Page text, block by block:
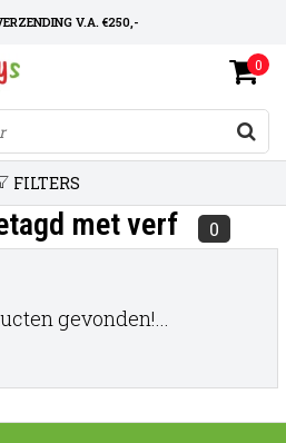
V.A. €250,-
LEVERTIJD
OP MAAT
0
FILTERS
met verf 0
gevonden!...